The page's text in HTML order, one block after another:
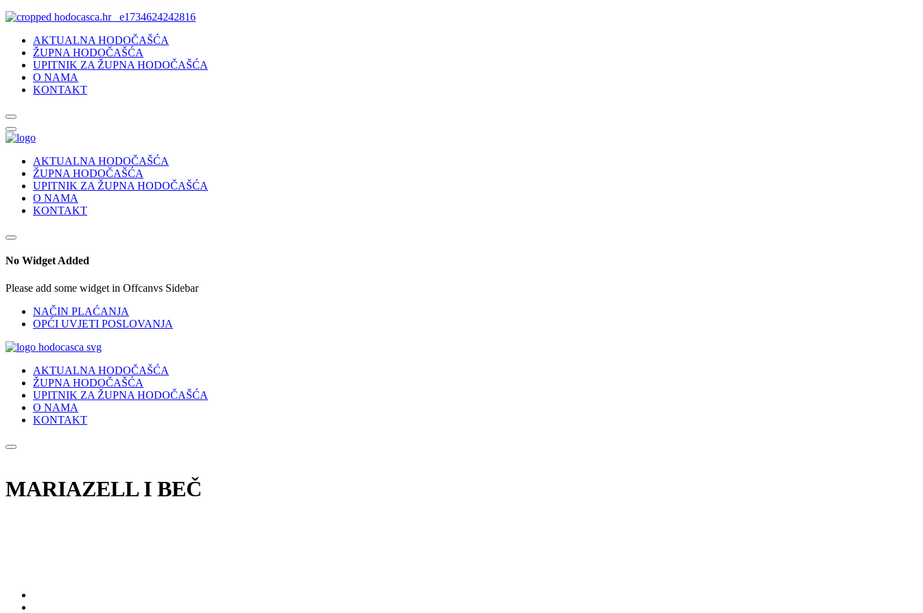
AKTUALNA HODOČAŠĆA
ŽUPNA HODOČAŠĆA
UPITNIK ZA ŽUPNA HODOČAŠĆA
O NAMA
KONTAKT
AKTUALNA HODOČAŠĆA
ŽUPNA HODOČAŠĆA
UPITNIK ZA ŽUPNA HODOČAŠĆA
O NAMA
KONTAKT
No Widget Added
Please add some widget in Offcanvs Sidebar
NAČIN PLAĆANJA
OPĆI UVJETI POSLOVANJA
AKTUALNA HODOČAŠĆA
ŽUPNA HODOČAŠĆA
UPITNIK ZA ŽUPNA HODOČAŠĆA
O NAMA
KONTAKT
MARIAZELL I BEČ